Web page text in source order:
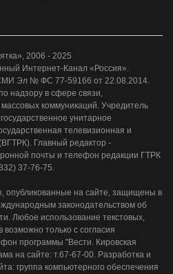
2006 - 2025
Интернет-Канал «Россия».
Эл № ФС 77-59166 от 22.08.2014.
надзору в сфере связи,
коммуникаций. Учредитель
унитарное
телевизионная и
Главный редактор -
почты и телефон редакции ГТРК
37-76-75.
опубликованные на сайте, защищены в
законодательством об
Любое использование текстовых,
только с согласия
программы "Вести. Кировская
на сайте: т.67-67-00. Разработка и
группа компьютерного обеспечения